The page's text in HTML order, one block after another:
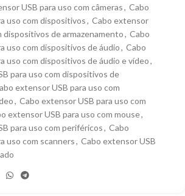
USB para uso com câmeras, Cabo
uso com dispositivos, Cabo extensor
dispositivos de armazenamento, Cabo
uso com dispositivos de áudio, Cabo
uso com dispositivos de áudio e vídeo,
para uso com dispositivos de
extensor USB para uso com
, Cabo extensor USB para uso com
extensor USB para uso com mouse,
para uso com periféricos, Cabo
uso com scanners, Cabo extensor USB